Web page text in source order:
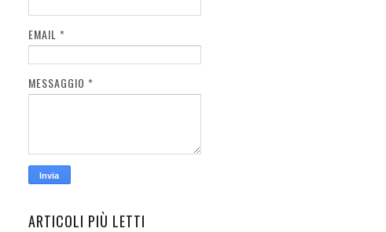
EMAIL *
MESSAGGIO *
ARTICOLI PIÙ LETTI